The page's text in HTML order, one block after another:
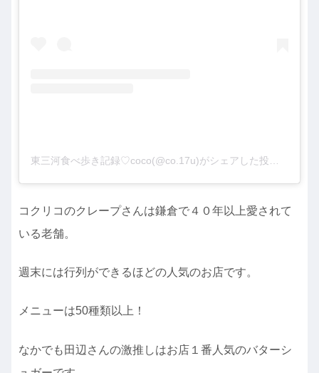
コクリコのクレープさんは鎌倉で４０年以上愛されて
いる老舗。
週末には行列ができるほどの人気のお店です。
メニューは50種類以上！
なかでも田辺さんの激推しはお店１番人気のバターシ